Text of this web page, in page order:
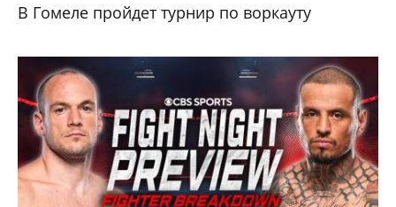
В Гомеле пройдет турнир по воркауту